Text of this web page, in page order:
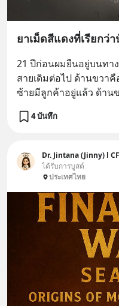
ยาเม็ดสีแดงที่เรียกว่
21 ปีก่อนผมยืนอยู่บนทา
สายเดิมต่อไป ด้านขวา
ซ้ายมีลูกค้าอยู่แล้ว ด้าน
4 บันทึก
Dr. Jintana (Jinny) l
ได้รับการบูสต์
ประเทศไทย